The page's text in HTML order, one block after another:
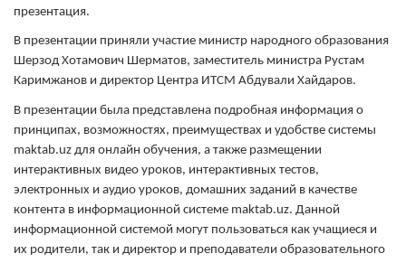
презентация.
В презентации приняли участие министр народного образования
Шерзод Хотамович Шерматов, заместитель министра Рустам
Каримжанов и директор Центра ИТСМ Абдували Хайдаров.
В презентации была представлена подробная информация о
принципах, возможностях, преимуществах и удобстве системы
maktab.uz для онлайн обучения, а также размещении
интерактивных видео уроков, интерактивных тестов,
электронных и аудио уроков, домашних заданий в качестве
контента в информационной системе maktab.uz. Данной
информационной системой могут пользоваться как учащиеся и
их родители, так и директор и преподаватели образовательного